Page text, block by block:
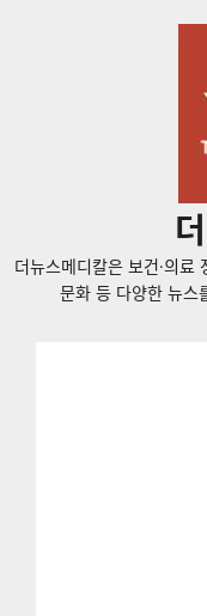
더뉴스메디칼은 보건·의
문화 등 다양한 뉴스